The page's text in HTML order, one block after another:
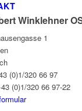
Winklehner
1
(0)1/320 66 97
(0)1/320 66 97-22